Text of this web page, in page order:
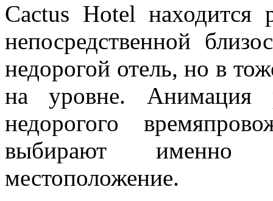
Cactus Hotel
непосредственной
недорогой отель, но в
на уровне. Анимация
недорогого
выбирают именно
местоположение.